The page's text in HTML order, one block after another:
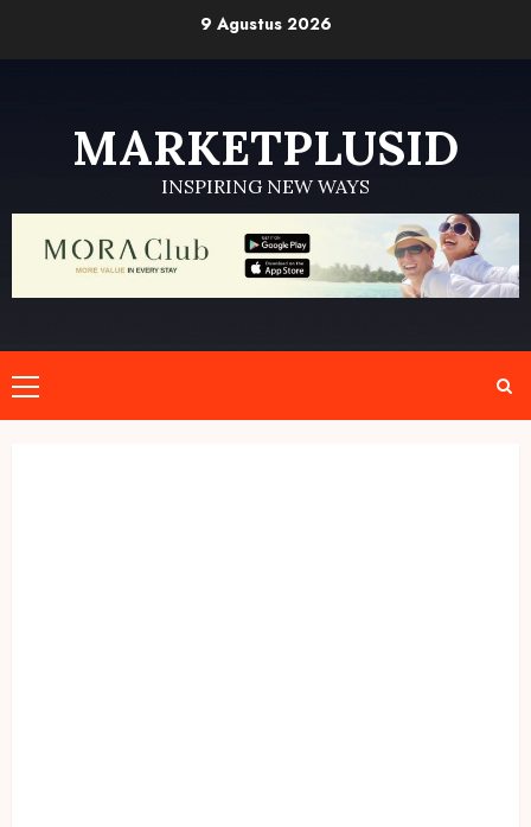
9 Agustus 2026
MARKETPLUSID
INSPIRING NEW WAYS
Primary
Menu